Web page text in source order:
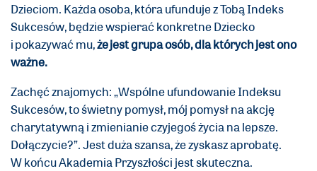
Dzieciom. Każda osoba, która ufunduje z Tobą Indeks
Sukcesów, będzie wspierać konkretne Dziecko
i pokazywać mu,że jest grupa osób, dla których jest ono
ważne.
Zachęć znajomych: „Wspólne ufundowanie Indeksu
Sukcesów, to świetny pomysł, mój pomysł na akcję
charytatywną i zmienianie czyjegoś życia na lepsze.
Dołączycie?”. Jest duża szansa, że zyskasz aprobatę.
W końcu Akademia Przyszłości jest skuteczna.